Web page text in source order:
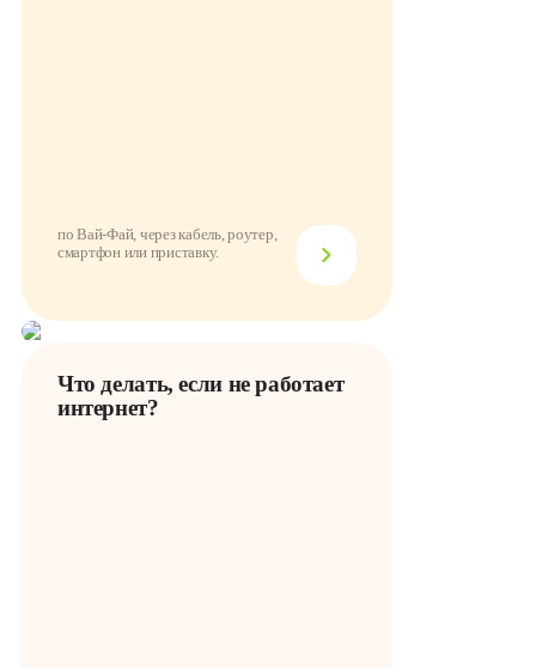
по Вай-Фай, через кабель, роутер,
смартфон или приставку.
Что делать, если не работает
интернет?